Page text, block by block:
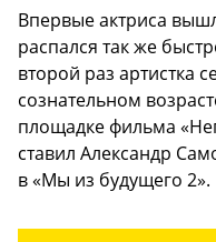
Впервые актриса
распался так же
второй раз артистка
сознательном
площадке фильма
ставил Александр
в «Мы из будущего 2».